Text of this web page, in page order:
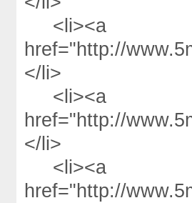
<li><a
href="http://
</li>
<li><a
href="http://
</li>
<li><a
href="http://